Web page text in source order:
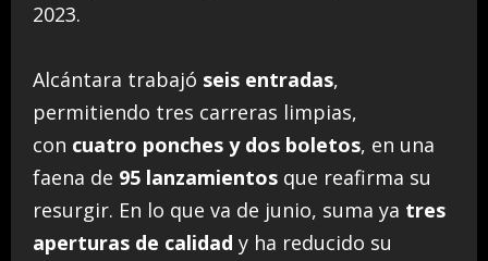
2023.
Alcántara trabajó seis entradas,
permitiendo tres carreras limpias,
con cuatro ponches y dos boletos, en una
faena de 95 lanzamientos que reafirma su
resurgir. En lo que va de junio, suma ya tres
aperturas de calidad y ha reducido su